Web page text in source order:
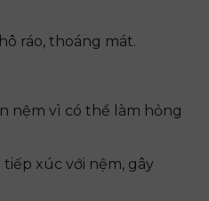
ráo, thoáng mát.
nệm vì có thể làm hỏng
xúc với nệm, gây